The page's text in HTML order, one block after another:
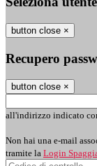
button close ×
Recupero
button close ×
all'indirizzo indicato
Non hai una e-mail
tramite la Login